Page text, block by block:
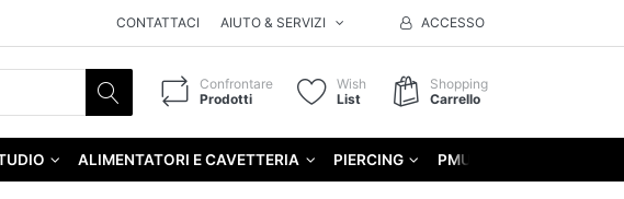
CONTATTACI AIUTO & SERVIZI ACCESSO
Confrontare
Prodotti
Wish
List
Shopping
Carrello
ALIMENTATORI E CAVETTERIA PIERCING PMU